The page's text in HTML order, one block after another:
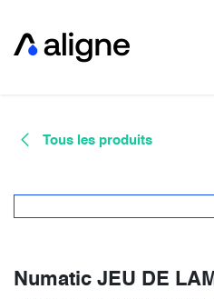
Tous les produits
Numatic JEU DE